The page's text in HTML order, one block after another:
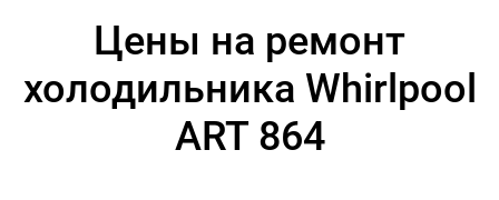
Цены на ремонт
холодильника Whirlpool
ART 864